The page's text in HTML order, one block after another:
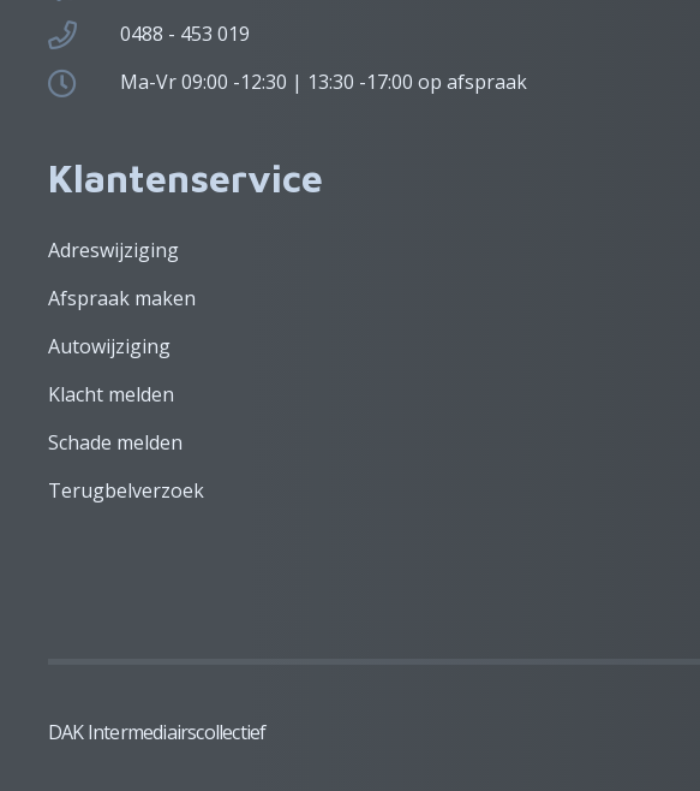
0488 - 453 019
Ma-Vr 09:00 -12:30 | 13:30 -17:00 op afspraak
Klantenservice
Adreswijziging
Afspraak maken
Autowijziging
Klacht melden
Schade melden
Terugbelverzoek
DAK Intermediairscollectief